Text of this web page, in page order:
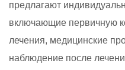
предлагают
включающие первичную
лечения, медицинские
наблюдение после